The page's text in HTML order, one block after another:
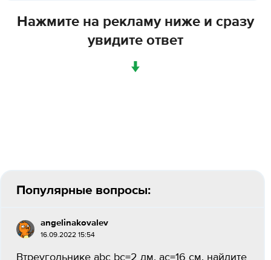
Нажмите на рекламу ниже и сразу
увидите ответ
↓
Популярные вопросы:
angelinakovalev
16.09.2022 15:54
Втреугольнике abc bc=2 дм, ac=16 см. найдите